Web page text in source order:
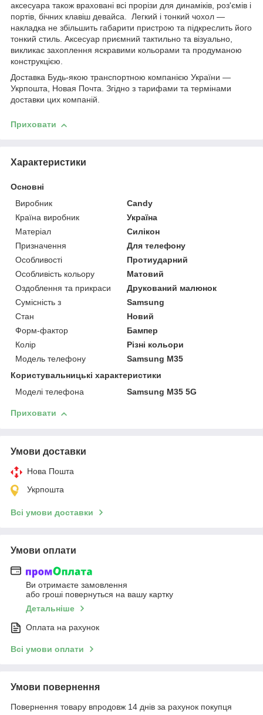
аксесуара також враховані всі прорізи для динаміків, роз'ємів і
портів, бічних клавіш девайса. Легкий і тонкий чохол —
накладка не збільшить габарити пристрою та підкреслить його
тонкий стиль. Аксесуар приємний тактильно та візуально,
викликає захоплення яскравими кольорами та продуманою
конструкцією.
Доставка Будь-якою транспортною компанією України —
Укрпошта, Новая Почта. Згідно з тарифами та термінами
доставки цих компаній.
Приховати
Характеристики
Основні
Виробник
Candy
Країна виробник
Україна
Матеріал
Силікон
Призначення
Для телефону
Особливості
Протиударний
Особливість кольору
Матовий
Оздоблення та прикраси
Друкований малюнок
Сумісність з
Samsung
Стан
Новий
Форм-фактор
Бампер
Колір
Різні кольори
Модель телефону
Samsung M35
Користувальницькі характеристики
Моделі телефона
Samsung M35 5G
Приховати
Умови доставки
Нова Пошта
Укрпошта
Всі умови доставки
Умови оплати
Ви отримаєте замовлення
або гроші повернуться на вашу картку
Детальніше
Оплата на рахунок
Всі умови оплати
Умови повернення
Повернення товару впродовж 14 днів за рахунок покупця